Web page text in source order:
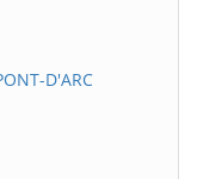
D'ARC